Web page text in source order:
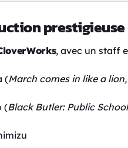
prestigieuse
, avec un staff
(March comes in like a
(Black Butler: Public